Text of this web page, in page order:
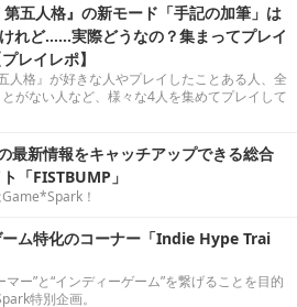
五人格』の新モード「手記の加筆」は
れど……実際どうなの？集まってプレイ
レイレポ】
人格』が好きな人やプレイしたことある人、全
がない人など、様々な4人を集めてプレイして
最新情報をキャッチアップできる総合
「FISTBUMP」
！
ーム特化のコーナー「Indie Hype Trai
マー”と“インディーゲーム”を繋げることを目的
特別企画。